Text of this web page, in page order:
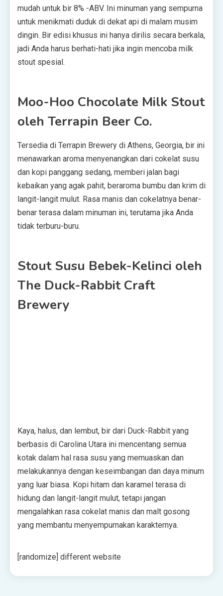
mudah untuk bir 8% -ABV. Ini minuman yang sempurna
untuk menikmati duduk di dekat api di malam musim
dingin. Bir edisi khusus ini hanya dirilis secara berkala,
jadi Anda harus berhati-hati jika ingin mencoba milk
stout spesial.
Moo-Hoo Chocolate Milk Stout
oleh Terrapin Beer Co.
Tersedia di Terrapin Brewery di Athens, Georgia, bir ini
menawarkan aroma menyenangkan dari cokelat susu
dan kopi panggang sedang, memberi jalan bagi
kebaikan yang agak pahit, beraroma bumbu dan krim di
langit-langit mulut. Rasa manis dan cokelatnya benar-
benar terasa dalam minuman ini, terutama jika Anda
tidak terburu-buru.
Stout Susu Bebek-Kelinci oleh
The Duck-Rabbit Craft
Brewery
Kaya, halus, dan lembut, bir dari Duck-Rabbit yang
berbasis di Carolina Utara ini mencentang semua
kotak dalam hal rasa susu yang memuaskan dan
melakukannya dengan keseimbangan dan daya minum
yang luar biasa. Kopi hitam dan karamel terasa di
hidung dan langit-langit mulut, tetapi jangan
mengalahkan rasa cokelat manis dan malt gosong
yang membantu menyempurnakan karakternya.
[randomize] different website